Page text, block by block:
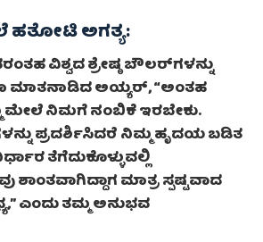
ಹತೋಟಿ ಅಗತ್ಯ:
ವಿಶ್ವದ ಶ್ರೇಷ್ಠ ಬೌಲರ್‌ಗಳನ್ನು
ಮಾತನಾಡಿದ ಅಯ್ಯರ್, “ಅಂತಹ
ಮೇಲೆ ನಿಮಗೆ ನಂಬಿಕೆ ಇರಬೇಕು.
ಪ್ರದರ್ಶಿಸಿದರೆ ನಿಮ್ಮ ಹೃದಯ ಬಡಿತ
ತೆಗೆದುಕೊಳ್ಳುವಲ್ಲಿ
ಶಾಂತವಾಗಿದ್ದಾಗ ಮಾತ್ರ ಸ್ಪಷ್ಟವಾದ
ಎಂದು ತಮ್ಮ ಅನುಭವ